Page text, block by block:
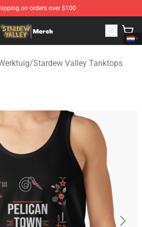
on orders over $100
- Official Stardew Valley
/Stardew Valley Tanktops